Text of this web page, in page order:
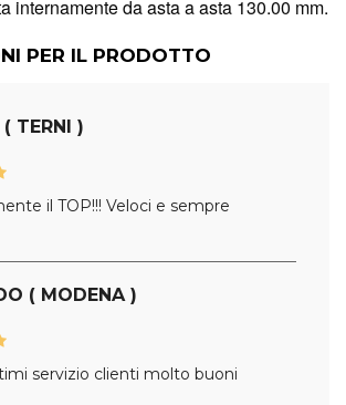
internamente da asta a asta 130.00 mm.
PER IL PRODOTTO
( TERNI )
il TOP!!! Veloci e sempre
( MODENA )
servizio clienti molto buoni